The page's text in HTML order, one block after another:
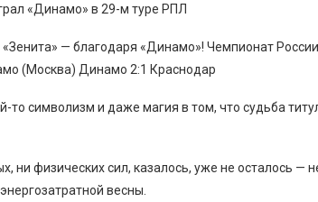
«Динамо» в 29-м туре РПЛ
«Зенита» — благодаря «Динамо»! Чемпионат
(Москва) Динамо 2:1 Краснодар
то символизм и даже магия в том, что судьба
ни физических сил, казалось, уже не осталось —
весны.